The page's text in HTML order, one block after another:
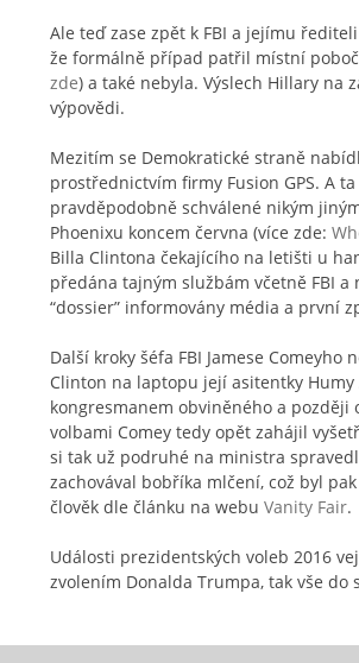
Ale teď zase zpět k FBI a jejímu
že formálně případ patřil místní
zde) a také nebyla. Výslech Hillary na
výpovědi.
Mezitím se Demokratické straně
prostřednictvím firmy Fusion GPS. A
pravděpodobně schválené nikým
Phoenixu koncem června (více zde:
Billa Clintona čekajícího na letišti u
předána tajným službám včetně FBI a
“dossier” informovány média a první
Další kroky šéfa FBI Jamese
Clinton na laptopu její asitentky
kongresmanem obviněného a
volbami Comey tedy opět zahájil
si tak už podruhé na ministra
zachovával bobříka mlčení, což byl
člověk dle článku na webu Vanity Fair.
Události prezidentských voleb 2016
zvolením Donalda Trumpa, tak vše do